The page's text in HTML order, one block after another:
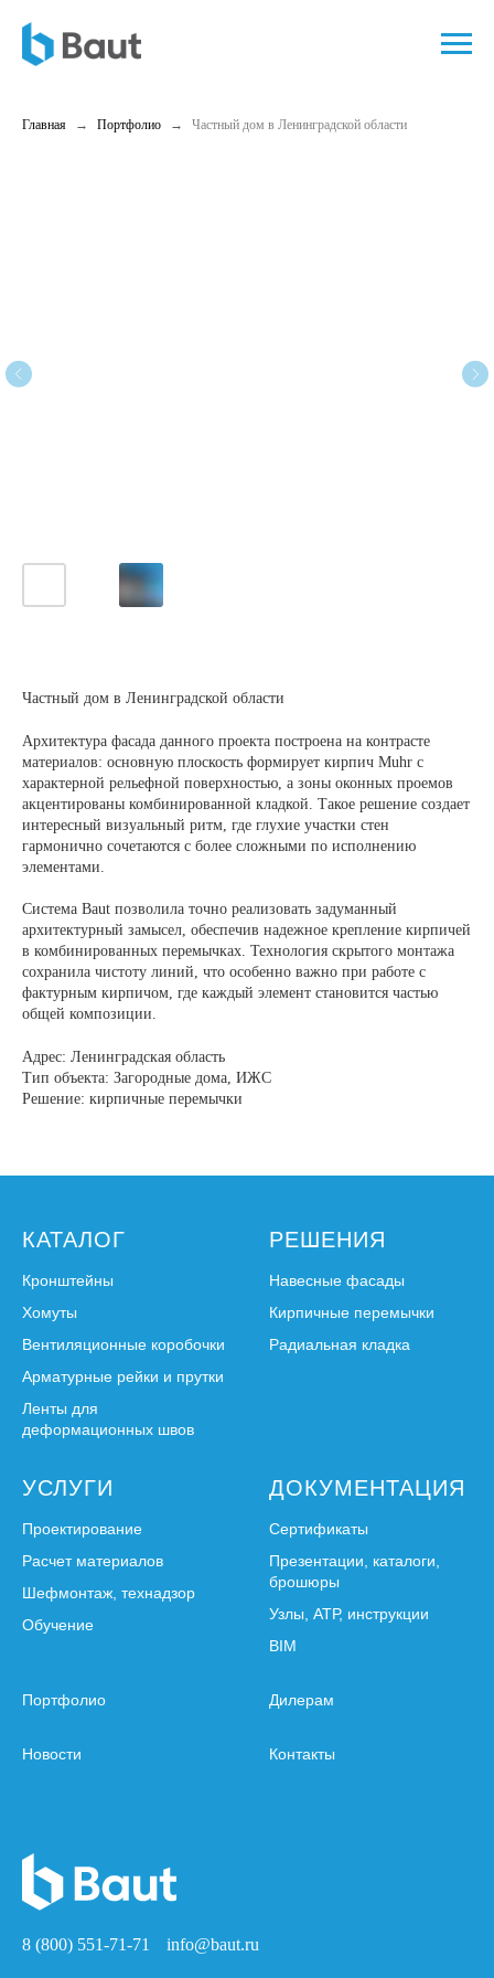
Главная Портфолио Частный дом в Ленинградской области
Частный дом в Ленинградской области
Архитектура фасада данного проекта построена на контрасте
материалов: основную плоскость формирует кирпич Muhr с
характерной рельефной поверхностью, а зоны оконных проемов
акцентированы комбинированной кладкой. Такое решение создает
интересный визуальный ритм, где глухие участки стен
гармонично сочетаются с более сложными по исполнению
элементами.
Система Baut позволила точно реализовать задуманный
архитектурный замысел, обеспечив надежное крепление кирпичей
в комбинированных перемычках. Технология скрытого монтажа
сохранила чистоту линий, что особенно важно при работе с
фактурным кирпичом, где каждый элемент становится частью
общей композиции.
Адрес: Ленинградская область
Тип объекта: Загородные дома, ИЖС
Решение: кирпичные перемычки
КАТАЛОГ
Кронштейны
Хомуты
Вентиляционные коробочки
Арматурные рейки и прутки
Ленты для
деформационных швов
РЕШЕНИЯ
Навесные фасады
Кирпичные перемычки
Радиальная кладка
УСЛУГИ
Проектирование
Расчет материалов
Шефмонтаж, технадзор
Обучение
ДОКУМЕНТАЦИЯ
Сертификаты
Презентации, каталоги,
брошюры
Узлы, АТР, инструкции
BIM
Портфолио Дилерам
Новости Контакты
8 (800) 551-71-71 info@baut.ru